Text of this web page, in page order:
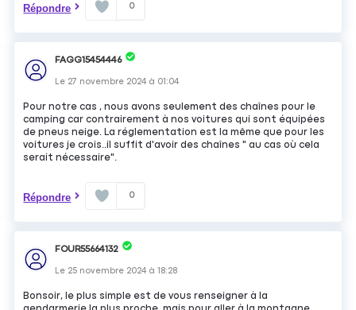
Répondre 0
FAGG15454446
Le 27 novembre 2024 à 01:04
Pour notre cas , nous avons seulement des chaînes pour le
camping car contrairement à nos voitures qui sont équipées
de pneus neige. La réglementation est la même que pour les
voitures je crois..il suffit d'avoir des chaînes " au cas où cela
serait nécessaire".
Répondre 0
FOUR55664132
Le 25 novembre 2024 à18:28
Bonsoir, le plus simple est de vous renseigner à la